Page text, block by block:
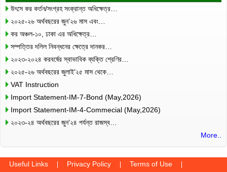
উৎসে কর কর্তন/সংগ্রহ সংক্রান্ত অধিক্ষেত্র…
২০২৫-২৬ অর্থবছরের জুন’২৬ মাস এবং…
কর অঞ্চল-১০, ঢাকা এর অধিক্ষেত্র…
সম্পত্তির দলিল নিবন্ধনের ক্ষেত্রে দানকর…
২০২৩-২০২৪ করবর্ষের স্বাভাবিক ব্যক্তি শ্রেণির…
২০২৫-২৬ অর্থবছরের জুলাই’২৫ মাস থেকে…
VAT Instruction
Import Statement-IM-7-Bond (May,2026)
Import Statement-IM-4-Commecial (May,2026)
২০২৩-২৪ অর্থবছরের জুন’২৪ পর্যন্ত রাজস্ব…
More..
Useful Links Privacy Policy Terms of Use